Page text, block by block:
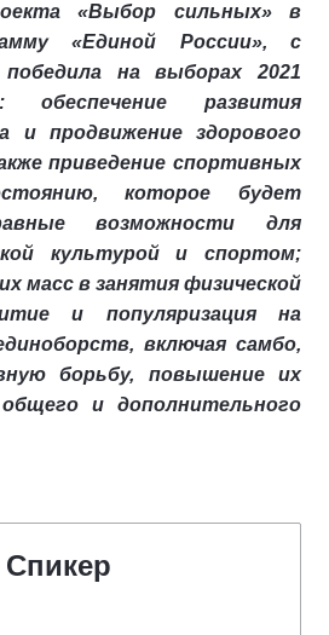
«Выбор сильных» в
«Единой России», с
на выборах 2021
обеспечение развития
и продвижение здорового
приведение спортивных
которое будет
возможности для
культурой и спортом;
масс в занятия физической
и популяризация на
включая самбо,
борьбу, повышение их
и дополнительного
Спикер